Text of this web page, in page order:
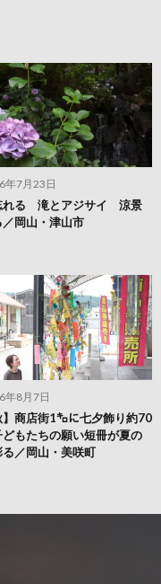
年8月7日
】商店街1㌔に七夕飾り約70
もたちの願い短冊が夏の
る／岡山・美咲町
年7月23日
れる 滝とアジサイ 涼景
／岡山・津山市